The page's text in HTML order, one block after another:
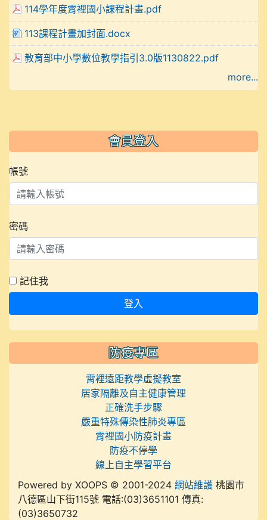
114學年度霄裡國小課程計畫.pdf
113課程計畫加封面.docx
教育部中小學數位教學指引3.0版1130822.pdf
more...
會員登入
帳號
密碼
記住我
登入
防疫專區
霄裡遠距教學虛擬教室
居家隔離及自主健康管理
正確洗手步驟
嚴重特殊傳染性肺炎專區
霄裡國小防疫計畫
防疫不停學
線上自主學習平台
Powered by XOOPS © 2001-2024 網站維護 桃園市
八德區山下街115號 電話:(03)3651101 傳真:
(03)3650732